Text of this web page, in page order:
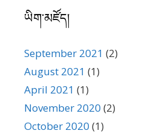
July 2020(206)